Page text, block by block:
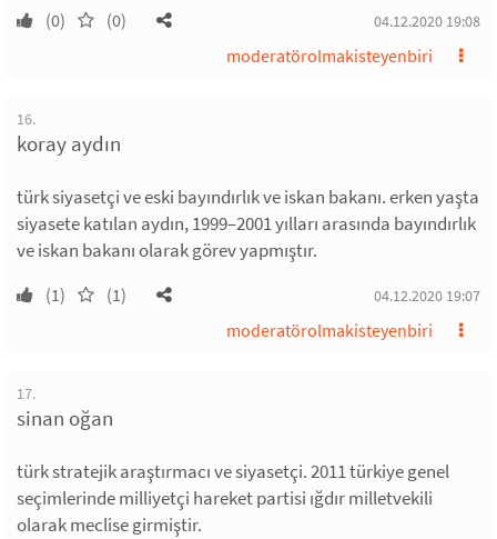
(0) (0) 04.12.2020 19:08
moderatörolmakisteyenbiri
16.
koray aydın
türk siyasetçi ve eski bayındırlık ve iskan bakanı. erken yaşta
siyasete katılan aydın, 1999–2001 yılları arasında bayındırlık
ve iskan bakanı olarak görev yapmıştır.
(1) (1) 04.12.2020 19:07
moderatörolmakisteyenbiri
17.
sinan oğan
türk stratejik araştırmacı ve siyasetçi. 2011 türkiye genel
seçimlerinde milliyetçi hareket partisi ığdır milletvekili
olarak meclise girmiştir.